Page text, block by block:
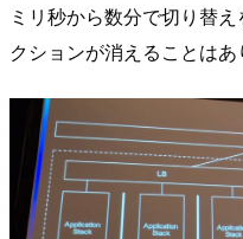
ミリ秒から数分で切り替
クションが消えることはあ